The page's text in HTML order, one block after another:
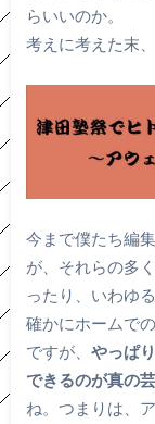
らいいのか。
考えに考えた末
今まで僕たち編
が、それらの多
ったり、いわゆ
確かにホームで
ですが、 やっぱ
できるのが真の
ね。つまりは、